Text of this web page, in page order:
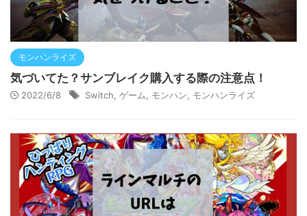
モンハンライズ
気づいてた？サンブレイク購入する際の注意点！
2022/6/8 Switch ゲーム モンハン モンハンライズ